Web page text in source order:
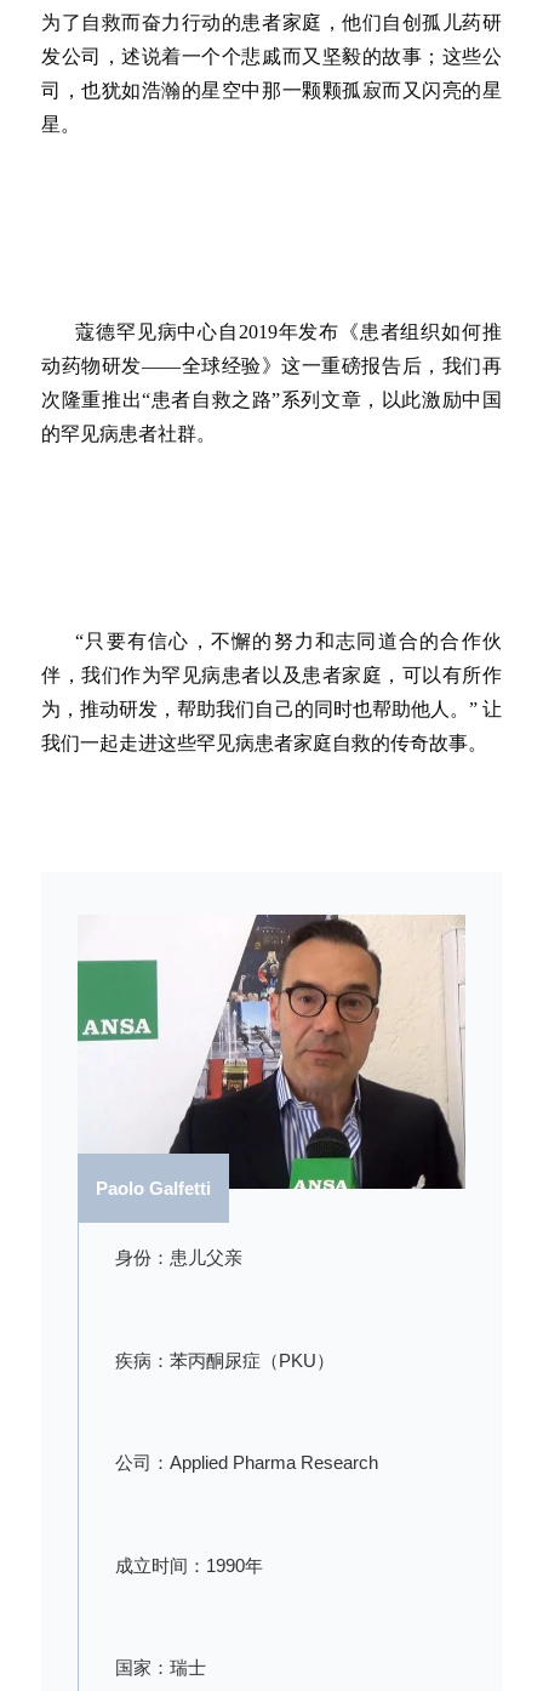
为了自救而奋力行动的患者家庭，他们自创孤儿药研
发公司，述说着一个个悲戚而又坚毅的故事；这些公
司，也犹如浩瀚的星空中那一颗颗孤寂而又闪亮的星
星。
蔻德罕见病中心自2019年发布《患者组织如何推
动药物研发——全球经验》这一重磅报告后，我们再
次隆重推出“患者自救之路”系列文章，以此激励中国
的罕见病患者社群。
“只要有信心，不懈的努力和志同道合的合作伙
伴，我们作为罕见病患者以及患者家庭，可以有所作
为，推动研发，帮助我们自己的同时也帮助他人。” 让
我们一起走进这些罕见病患者家庭自救的传奇故事。
Paolo Galfetti
身份：患儿父亲
疾病：苯丙酮尿症（PKU）
公司：Applied Pharma Research
成立时间：1990年
国家：瑞士